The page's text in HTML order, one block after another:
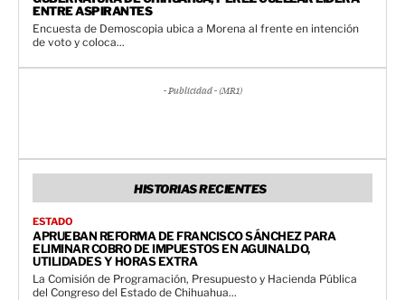
ENTRE ASPIRANTES
Encuesta de Demoscopia ubica a Morena al frente en intención
de voto y coloca...
- Publicidad - (MR1)
HISTORIAS RECIENTES
ESTADO
APRUEBAN REFORMA DE FRANCISCO SÁNCHEZ PARA
ELIMINAR COBRO DE IMPUESTOS EN AGUINALDO,
UTILIDADES Y HORAS EXTRA
La Comisión de Programación, Presupuesto y Hacienda Pública
del Congreso del Estado de Chihuahua...